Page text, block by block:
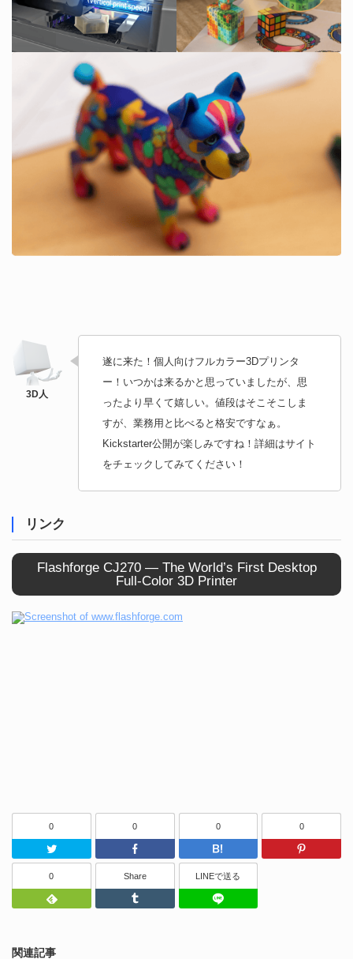
遂に来た！個人向けフルカラー3Dプリンタ
ー！いつかは来るかと思っていましたが、思
ったより早くて嬉しい。値段はそこそこしま
すが、業務用と比べると格安ですなぁ。
Kickstarter公開が楽しみですね！詳細はサイト
をチェックしてみてください！
リンク
Flashforge CJ270 — The World’s First Desktop
Full-Color 3D Printer
0
Twitter
0
Facebook
0
はてなブッ
0
0
Feedly
Share
Tumblr
LINEで送る
関連記事